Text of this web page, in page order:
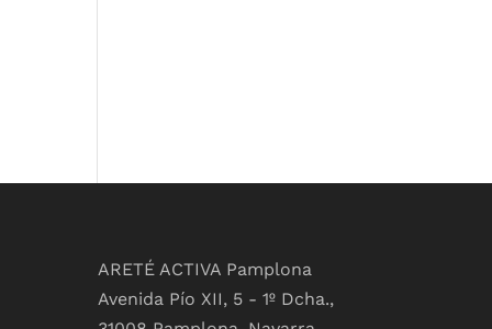
ARETÉ ACTIVA Pamplona
Avenida Pío XII, 5 - 1º Dcha.,